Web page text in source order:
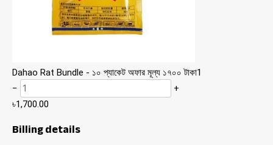
Dahao Rat Bundle - ১০ প্যাকেট অফার মূল্য ১৭০০ টাকা1
−
+
৳1,700.00
Billing details